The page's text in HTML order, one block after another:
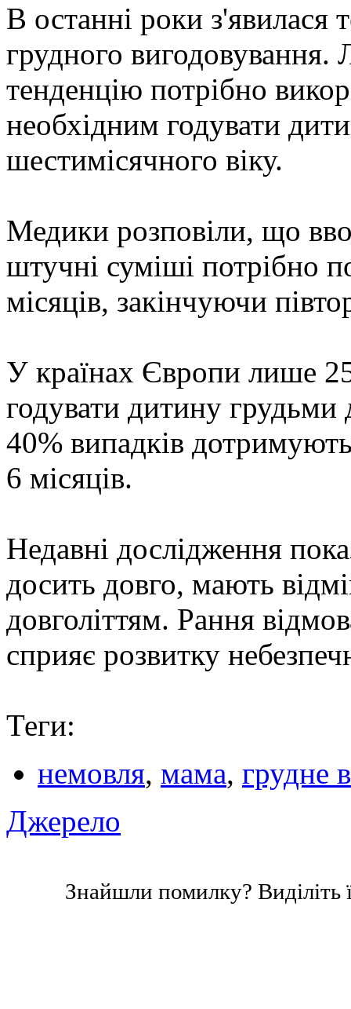
В останні роки з'явилася
грудного
тенденцію потрібно
необхідним годувати
шестимісячного віку.
Медики розповіли, що
штучні суміші потрібно
місяців, закінчуючи
У країнах Європи лише
годувати дитину
40% випадків
6 місяців.
Недавні дослідження
досить довго, мають
довголіттям. Рання
сприяє розвитку
Теги:
немовля, мама, грудне
Джерело
Знайшли помилку? Виділіть